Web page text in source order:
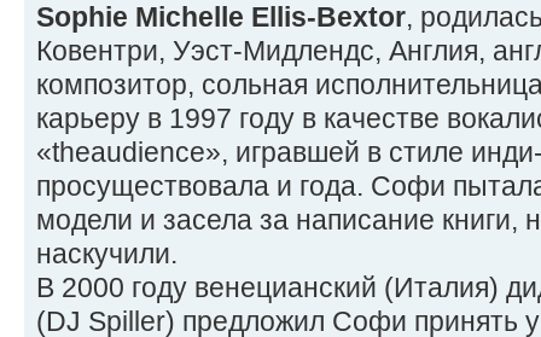
Sophie Michelle Ellis-Bextor,
Ковентри, Уэст-Мидлендс, Англия,
композитор, сольная
карьеру в 1997 году в качестве
«theaudience», игравшей в стиле
просуществовала и года. Софи
модели и засела за написание книги,
наскучили.
В 2000 году венецианский (Италия)
(DJ Spiller) предложил Софи принять